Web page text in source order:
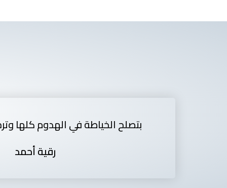
بتصلح الخياطة في الهدوم كلها
رقية أحمد